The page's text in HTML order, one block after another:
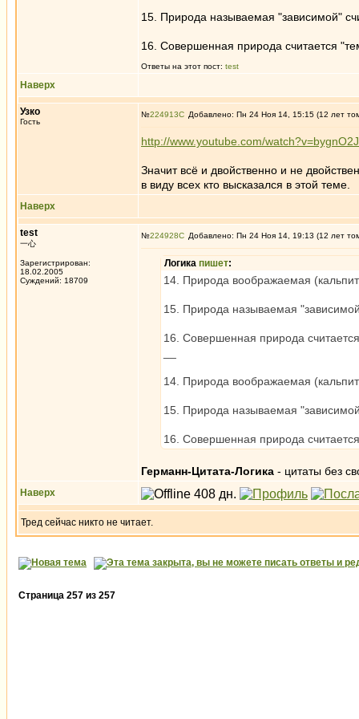
15. Природа называемая "зависимой"
16. Совершенная природа считается
Ответы на этот пост: test
Наверх
Узко
Гость
№224913 Добавлено: Пн 24 Ноя 14, 15:15 (12 лет
http://www.youtube.com/
Значит всё и двойственно и не
в виду всех кто высказался в этой теме.
Наверх
test
一心
Зарегистрирован:
18.02.2005
Суждений: 18709
№224928 Добавлено: Пн 24 Ноя 14, 19:13 (12 лет
Логика пишет:
14. Природа воображаемая
15. Природа называемая
16. Совершенная природа
14. Природа воображаемая
15. Природа называемая
16. Совершенная природа
Германн-Цитата-Логика - цитаты без
Наверх
Тред сейчас никто не читает.
Страница 257 из 257